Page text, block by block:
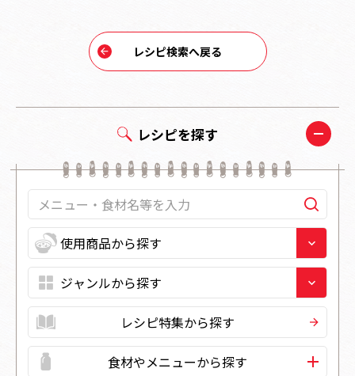
レシピを探す
レシピ特集から探す
食材やメニューから探す
レシピ検索へ戻る